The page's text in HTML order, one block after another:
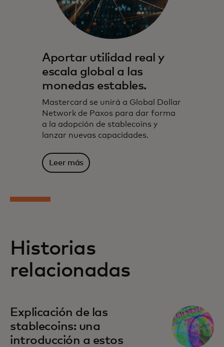
Aportar utilidad real y
escala global a las
monedas estables.
Mastercard se unirá a Global Dollar
Network de Paxos para dar forma
a la adopción de stablecoins y
lanzar nuevas capacidades.
Leer más
Historias
relacionadas
Explicación de las
stablecoins: una
introducción a estos